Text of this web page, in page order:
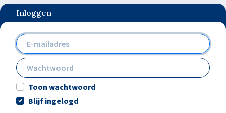
Inloggen
Toon wachtwoord
Blijf ingelogd